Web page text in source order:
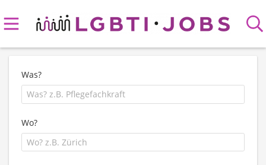
Was?
Wo?